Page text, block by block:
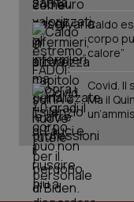
Caldo
corpo
calore”
Covid. Il
Ma il